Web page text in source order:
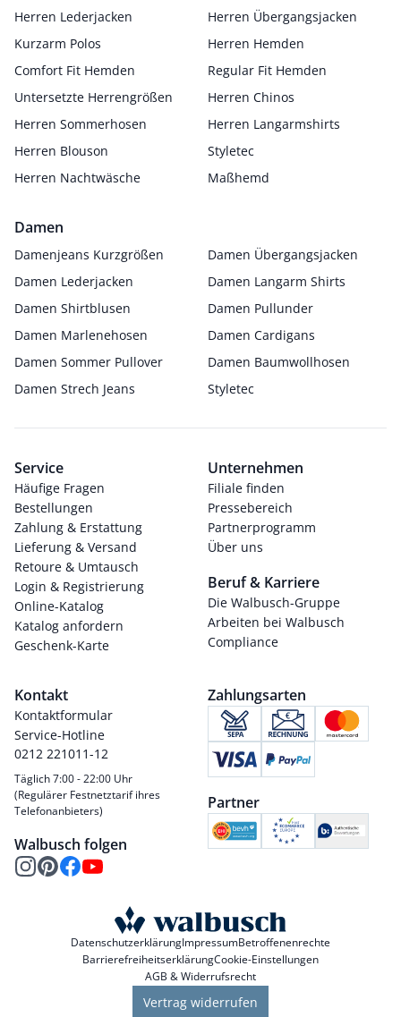
Herren Lederjacken
Herren Übergangsjacken
Kurzarm Polos
Herren Hemden
Comfort Fit Hemden
Regular Fit Hemden
Untersetzte Herrengrößen
Herren Chinos
Herren Sommerhosen
Herren Langarmshirts
Herren Blouson
Styletec
Herren Nachtwäsche
Maßhemd
Damen
Damenjeans Kurzgrößen
Damen Übergangsjacken
Damen Lederjacken
Damen Langarm Shirts
Damen Shirtblusen
Damen Pullunder
Damen Marlenehosen
Damen Cardigans
Damen Sommer Pullover
Damen Baumwollhosen
Damen Strech Jeans
Styletec
Service
Häufige Fragen
Bestellungen
Zahlung & Erstattung
Lieferung & Versand
Retoure & Umtausch
Login & Registrierung
Online-Katalog
Katalog anfordern
Geschenk-Karte
Unternehmen
Filiale finden
Pressebereich
Partnerprogramm
Über uns
Beruf & Karriere
Die Walbusch-Gruppe
Arbeiten bei Walbusch
Compliance
Kontakt
Kontaktformular
Service-Hotline
0212 221011-12
Täglich 7:00 - 22:00 Uhr
(Regulärer Festnetztarif ihres
Telefonanbieters)
Walbusch folgen
Zahlungsarten
Partner
DatenschutzerklärungImpressumBetroffenenrechte
BarrierefreiheitserklärungCookie-Einstellungen
AGB & Widerrufsrecht
Vertrag widerrufen